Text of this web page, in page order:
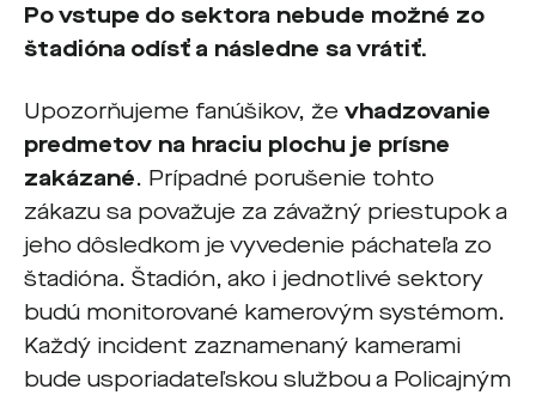
Po vstupe do sektora nebude možné zo
štadióna odísť a následne sa vrátiť.
Upozorňujeme fanúšikov, že vhadzovanie
predmetov na hraciu plochu je prísne
zakázané. Prípadné porušenie tohto
zákazu sa považuje za závažný priestupok a
jeho dôsledkom je vyvedenie páchateľa zo
štadióna. Štadión, ako i jednotlivé sektory
budú monitorované kamerovým systémom.
Každý incident zaznamenaný kamerami
bude usporiadateľskou službou a Policajným